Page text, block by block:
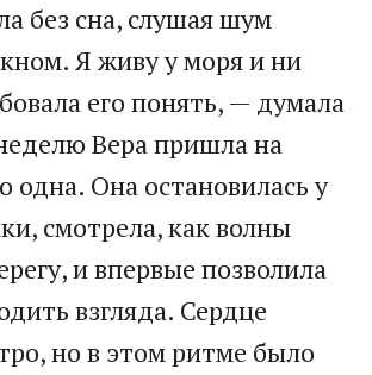
без сна, слушая шум
Я живу у моря и ни
его понять, — думала
Вера пришла на
одна. Она остановилась у
смотрела, как волны
и впервые позволила
взгляда. Сердце
но в этом ритме было